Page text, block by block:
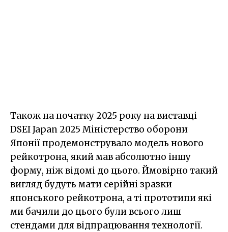
Також на початку 2025 року на виставці
DSEI Japan 2025 Міністерство оборони
Японії продемонструвало модель нового
рейкотрона, який мав абсолютно іншу
форму, ніж відомі до цього. Ймовірно такий
вигляд будуть мати серійні зразки
японського рейкотрона, а ті прототипи які
ми бачили до цього були всього лиш
стендами для відпрацювання технології.